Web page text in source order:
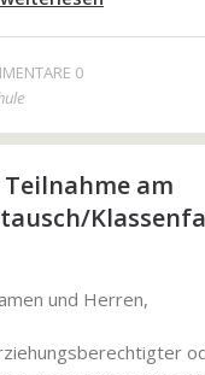
0
am
und Herren,